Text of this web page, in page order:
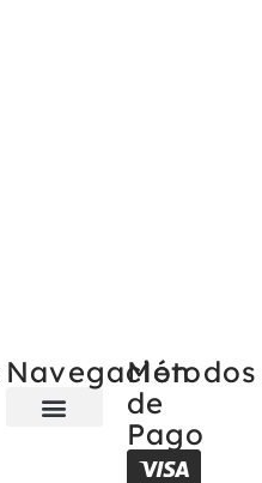
NavegaciónMétodos
de
Pago